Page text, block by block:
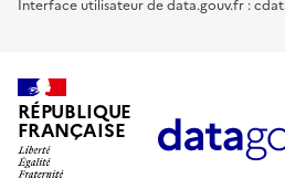
Interface utilisateur de data.gouv.fr :
RÉPUBLIQUE
FRANÇAISE